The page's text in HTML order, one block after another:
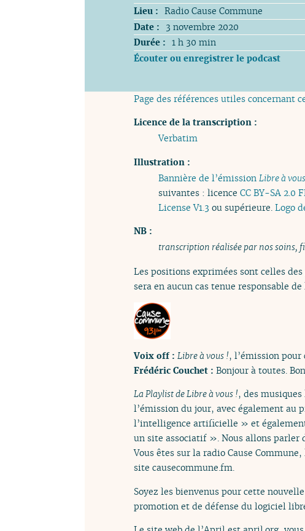
Lieu : Radio Cause Commune
Date :
3 novembre 2020
Durée : 1 h 30 min
Écouter ou enregistrer le podcast
Page des références utiles concernant
Licence de la transcription :
Verbatim
Illustration :
Bannière de l’émission Libre à
suivantes : licence CC BY-SA 2.0
License V1.3 ou supérieure. Logo
NB :
transcription réalisée par nos soins,
Les positions exprimées sont celles
sera en aucun cas tenue responsable
Voix off : Libre à vous !, l’émission
Frédéric Couchet : Bonjour à toutes.
La Playlist de Libre à vous !, des
l’émission du jour, avec également au
l’intelligence artificielle » et
un site associatif ». Nous allons parler
Vous êtes sur la radio Cause
site causecommune.fm.
Soyez les bienvenus pour cette
promotion et de défense du logiciel